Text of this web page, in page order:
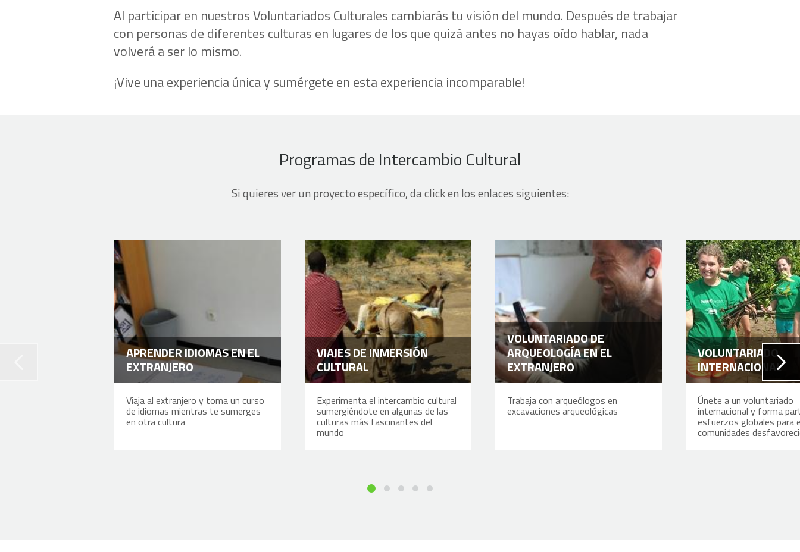
Al participar en nuestros Voluntariados Culturales cambiarás tu visión del mundo. Después de trabajar
con personas de diferentes culturas en lugares de los que quizá antes no hayas oído hablar, nada
volverá a ser lo mismo.
¡Vive una experiencia única y sumérgete en esta experiencia incomparable!
Programas de Intercambio Cultural
Si quieres ver un proyecto específico, da click en los enlaces siguientes:
APRENDER IDIOMAS EN EL
EXTRANJERO
Viaja al extranjero y toma un curso
de idiomas mientras te sumerges
en otra cultura
VIAJES DE INMERSIÓN
CULTURAL
Experimenta el intercambio cultural
sumergiéndote en algunas de las
culturas más fascinantes del
mundo
VOLUNTARIADO DE
ARQUEOLOGÍA EN EL
EXTRANJERO
Trabaja con arqueólogos en
excavaciones arqueológicas
VOLUNTARIADO
INTERNACIONAL
Únete a un voluntariado
internacional y forma
esfuerzos globales para
comunidades